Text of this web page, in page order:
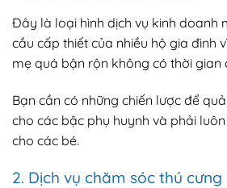
Đây là loại hình dịch vụ kinh doanh
cầu cấp thiết của nhiều hộ gia đình
mẹ quá bận rộn không có thời gian
Bạn cần có những chiến lược để
cho các bậc phụ huynh và phải
cho các bé.
2. Dịch vụ chăm sóc thú cưng